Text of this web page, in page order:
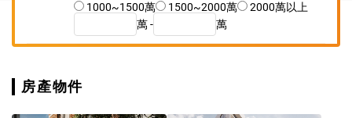
1000~1500萬
1500~2000萬
2000萬以上
萬 -
萬
房產物件